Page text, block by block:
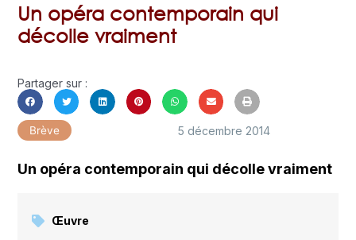
Un opéra contemporain qui
décolle vraiment
Partager sur :
Brève 5 décembre 2014
Un opéra contemporain qui décolle vraiment
Œuvre